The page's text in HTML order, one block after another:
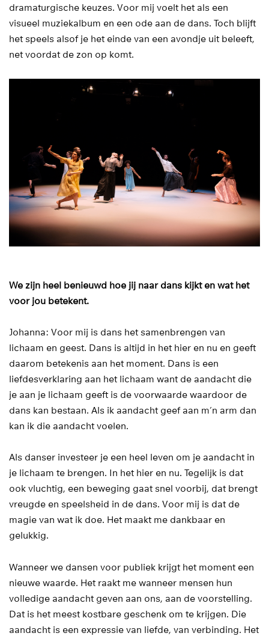
dramaturgische keuzes. Voor mij voelt het als een
visueel muziekalbum en een ode aan de dans. Toch blijft
het speels alsof je het einde van een avondje uit beleeft,
net voordat de zon op komt.
We zijn heel benieuwd hoe jij naar dans kijkt en wat het
voor jou betekent.
Johanna: Voor mij is dans het samenbrengen van
lichaam en geest. Dans is altijd in het hier en nu en geeft
daarom betekenis aan het moment. Dans is een
liefdesverklaring aan het lichaam want de aandacht die
je aan je lichaam geeft is de voorwaarde waardoor de
dans kan bestaan. Als ik aandacht geef aan m’n arm dan
kan ik die aandacht voelen.
Als danser investeer je een heel leven om je aandacht in
je lichaam te brengen. In het hier en nu. Tegelijk is dat
ook vluchtig, een beweging gaat snel voorbij, dat brengt
vreugde en speelsheid in de dans. Voor mij is dat de
magie van wat ik doe. Het maakt me dankbaar en
gelukkig.
Wanneer we dansen voor publiek krijgt het moment een
nieuwe waarde. Het raakt me wanneer mensen hun
volledige aandacht geven aan ons, aan de voorstelling.
Dat is het meest kostbare geschenk om te krijgen. Die
aandacht is een expressie van liefde, van verbinding. Het